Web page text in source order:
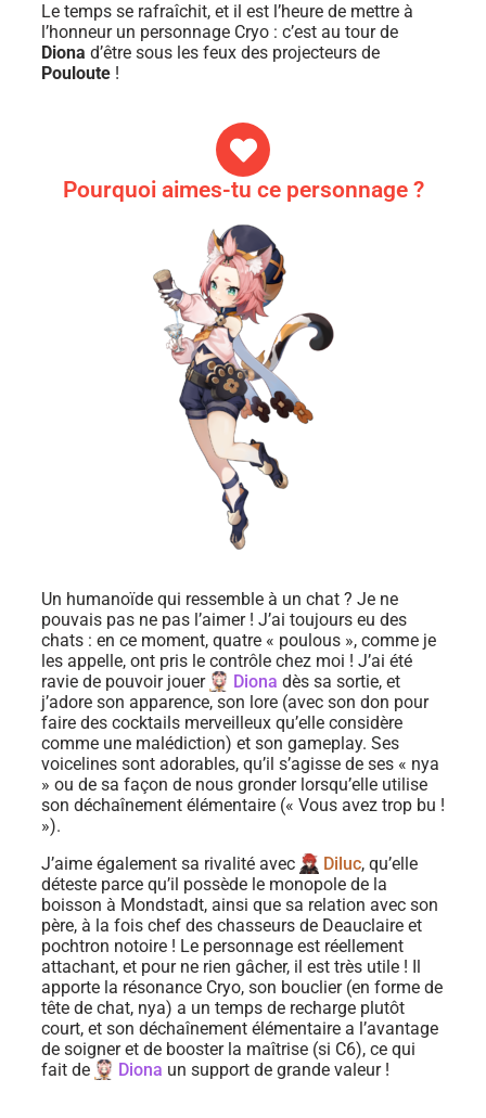
Le temps se rafraîchit, et il est l’heure de mettre à
l’honneur un personnage Cryo : c’est au tour de
Diona d’être sous les feux des projecteurs de
Pouloute !
Pourquoi aimes-tu ce personnage ?
Un humanoïde qui ressemble à un chat ? Je ne
pouvais pas ne pas l’aimer ! J’ai toujours eu des
chats : en ce moment, quatre « poulous », comme je
les appelle, ont pris le contrôle chez moi ! J’ai été
ravie de pouvoir jouer
Diona dès sa sortie, et
j’adore son apparence, son lore (avec son don pour
faire des cocktails merveilleux qu’elle considère
comme une malédiction) et son gameplay. Ses
voicelines sont adorables, qu’il s’agisse de ses « nya
» ou de sa façon de nous gronder lorsqu’elle utilise
son déchaînement élémentaire (« Vous avez trop bu !
»).
J’aime également sa rivalité avec
Diluc, qu’elle
déteste parce qu’il possède le monopole de la
boisson à Mondstadt, ainsi que sa relation avec son
père, à la fois chef des chasseurs de Deauclaire et
pochtron notoire ! Le personnage est réellement
attachant, et pour ne rien gâcher, il est très utile ! Il
apporte la résonance Cryo, son bouclier (en forme de
tête de chat, nya) a un temps de recharge plutôt
court, et son déchaînement élémentaire a l’avantage
de soigner et de booster la maîtrise (si C6), ce qui
fait de
Diona un support de grande valeur !